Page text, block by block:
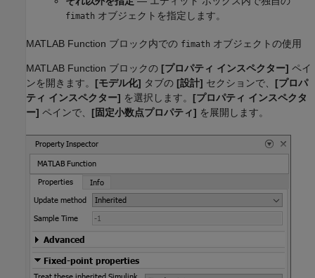
fimath オブジェクトを指定します。
MATLAB Function ブロック内での fimath オブジェクトの使用
MATLAB Function ブロックの [プロパティ インスペクター] ペイ
ンを開きます。 [モデル化] タブの [設計] セクションで、 [プロパ
ティ インスペクター] を選択します。 [プロパティ インスペクタ
ー] ペインで、 [固定小数点プロパティ] を展開します。